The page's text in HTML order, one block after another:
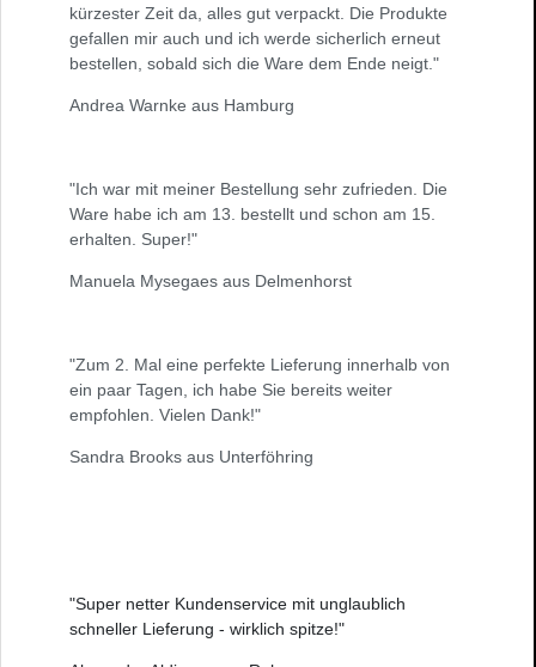
kürzester Zeit da, alles gut verpackt. Die Produkte
gefallen mir auch und ich werde sicherlich erneut
bestellen, sobald sich die Ware dem Ende neigt."
Andrea Warnke aus Hamburg
"Ich war mit meiner Bestellung sehr zufrieden. Die
Ware habe ich am 13. bestellt und schon am 15.
erhalten. Super!"
Manuela Mysegaes aus Delmenhorst
"Zum 2. Mal eine perfekte Lieferung innerhalb von
ein paar Tagen, ich habe Sie bereits weiter
empfohlen. Vielen Dank!"
Sandra Brooks aus Unterföhring
"Super netter Kundenservice mit unglaublich
schneller Lieferung - wirklich spitze!"